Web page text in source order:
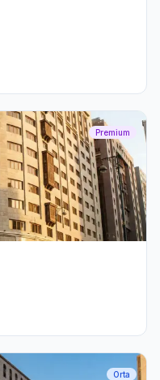
Premium
Orta